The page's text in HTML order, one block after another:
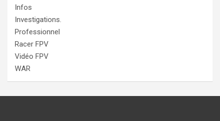
Infos
Investigations.
Professionnel
Racer FPV
Vidéo FPV
WAR